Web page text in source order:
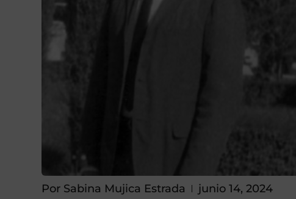
Por Sabina Mujica Estrada
junio 14, 2024